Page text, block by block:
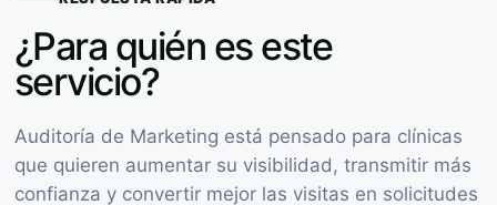
¿Para quién es este
servicio?
Auditoría de Marketing está pensado para clínicas
que quieren aumentar su visibilidad, transmitir más
confianza y convertir mejor las visitas en solicitudes